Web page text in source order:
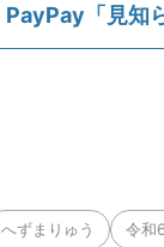
PayPay「見知
へずまりゅう 令和